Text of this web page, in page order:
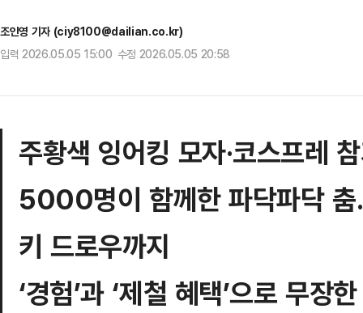
조인영 기자 (ciy8100@dailian.co.kr)
입력 2026.05.05 15:00 수정 2026.05.05 20:58
주황색 잉어킹 모자·코스프레
5000명이 함께한 파닥파닥 춤
키 드로우까지
‘경험’과 ‘제철 혜택’으로 무장